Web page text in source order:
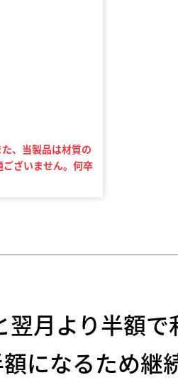
、当製品は材質の
ざいません。何卒
翌月より半額で
になるため継